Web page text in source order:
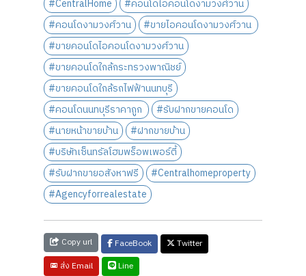
#CentralHome
#คอนโดไอคอนโดงามวงศ์วาน
#คอนโดงามวงศ์วาน
#ขายไอคอนโดงามวงศ์วาน
#ขายคอนโดไอคอนโดงามวงศ์วาน
#ขายคอนโดใกล้กระทรวงพาณิชย์
#ขายคอนโดใกล้รถไฟฟ้านนทบุรี
#คอนโดนนทบุรีราคาถูก
#รับฝากขายคอนโด
#นายหน้าขายบ้าน
#ฝากขายบ้าน
#บริษัทเซ็นทรัลโฮมพร็อพเพอร์ตี้
#รับฝากขายอสังหาฟรี
#Centralhomeproperty
#Agencyforrealestate
Copy url FaceBook
Twitter
ส่ง Email
Line